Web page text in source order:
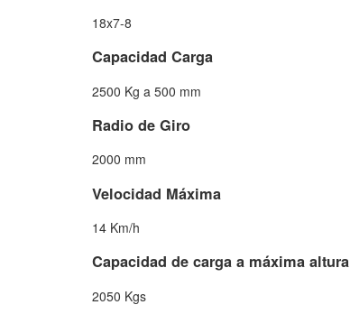
18x7-8
Capacidad Carga
2500 Kg a 500 mm
Radio de Giro
2000 mm
Velocidad Máxima
14 Km/h
Capacidad de carga a máxima altura
2050 Kgs